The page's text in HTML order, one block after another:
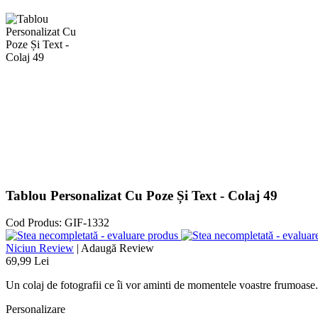
Tablou Personalizat Cu Poze Și Text - Colaj 49
Cod Produs: GIF-1332
Niciun Review | Adaugă Review
69,99 Lei
Un colaj de fotografii ce îi vor aminti de momentele voastre
Personalizare